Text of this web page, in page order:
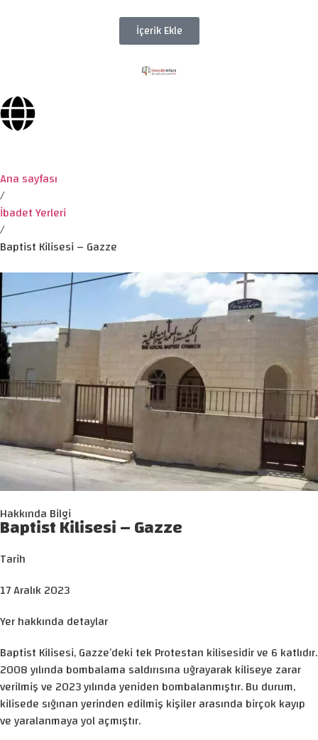
İçerik Ekle
Ana sayfası
/
İbadet Yerleri
/
Baptist Kilisesi – Gazze
Hakkında Bilgi
Baptist Kilisesi – Gazze
Tarih
17 Aralık 2023
Yer hakkında detaylar
Baptist Kilisesi, Gazze’deki tek Protestan kilisesidir ve 6 katlıdır.
2008 yılında bombalama saldırısına uğrayarak kiliseye zarar
verilmiş ve 2023 yılında yeniden bombalanmıştır. Bu durum,
kilisede sığınan yerinden edilmiş kişiler arasında birçok kayıp
ve yaralanmaya yol açmıştır.